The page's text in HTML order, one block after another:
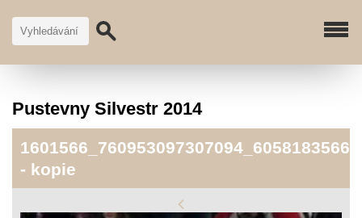
Pustevny Silvestr 2014
- kopie